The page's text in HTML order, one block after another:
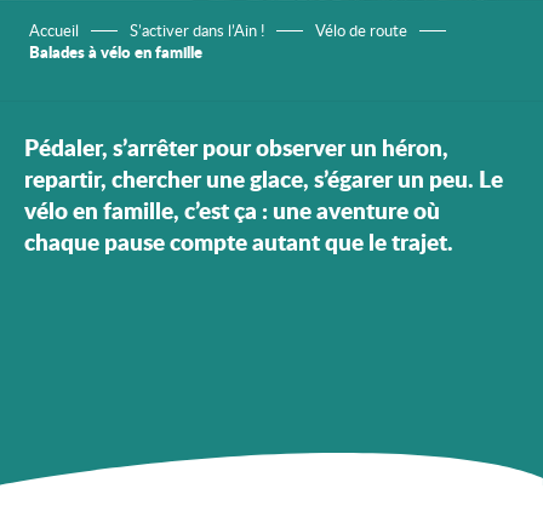
Accueil S’activer dans l’Ain ! Vélo de route
Balades à vélo en famille
Pédaler, s’arrêter pour observer un héron,
repartir, chercher une glace, s’égarer un peu. Le
vélo en famille, c’est ça : une aventure où
chaque pause compte autant que le trajet.